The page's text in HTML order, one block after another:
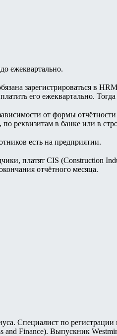
ежеквартально.
зарегистрироваться в
его ежеквартально.
от формы
реквизитам в банке или в
есть на предприятии.
платят CIS (Construction
отчётного месяца.
Специалист по
and Finance). Выпускник